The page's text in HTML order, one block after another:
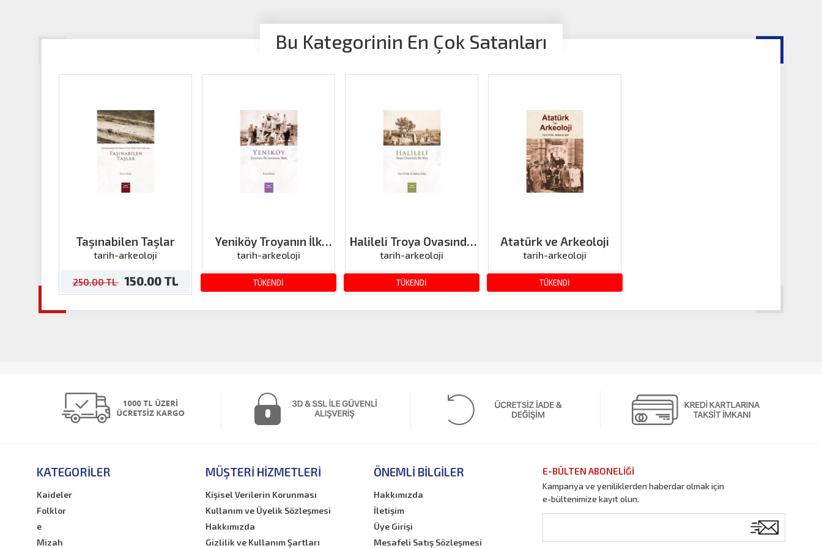
Bu Kategorinin En Çok Satanları
Taşınabilen Taşlar
tarih-arkeoloji
250.00 TL 150.00 TL TÜKENDİ
Yeniköy Troyanın İlk
Savunma Hattı
tarih-arkeoloji
300.00 TL 180.00 TL TÜKENDİ
Halileli Troya Ovasında
Bir Köy
tarih-arkeoloji
300.00 TL 180.00 TL TÜKENDİ
Atatürk ve Arkeoloji
tarih-arkeoloji
300.00 TL 180.00 TL
KATEGORILER
Kaideler
Folklor
e
Mizah
MÜŞTERI HIZMETLERI
Kişisel Verilerin Korunması
Kullanım ve Üyelik Sözleşmesi
Hakkımızda
Gizlilik ve Kullanım Şartları
ÖNEMLI BILGILER
Hakkımızda
İletişim
Üye Girişi
Mesafeli Satış Sözleşmesi
E-BÜLTEN ABONELİĞİ
Kampanya ve yeniliklerden haberdar olmak için
e-bültenimize kayıt olun.